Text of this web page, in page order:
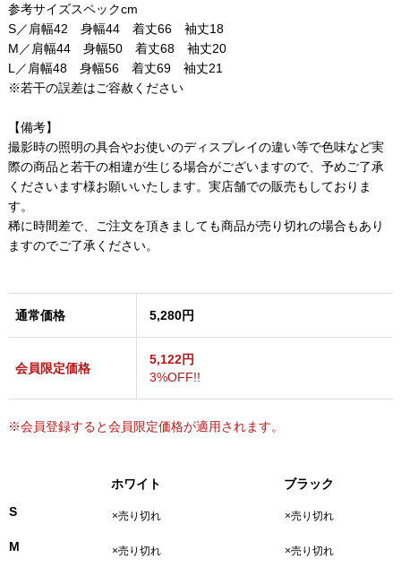
参考サイズスペックcm
S／肩幅42 身幅44 着丈66 袖丈18
M／肩幅44 身幅50 着丈68 袖丈20
L／肩幅48 身幅56 着丈69 袖丈21
※若干の誤差はご容赦ください
【備考】
撮影時の照明の具合やお使いのディスプレイの違い等で色味など実
際の商品と若干の相違が生じる場合がございますので、予めご了承
くださいます様お願いいたします。実店舗での販売もしておりま
す。
稀に時間差で、ご注文を頂きましても商品が売り切れの場合もあり
ますのでご了承ください。
通常価格 5,280円
会員限定価格
5,122円
3%OFF!!
※会員登録すると会員限定価格が適用されます。
ホワイト
ブラック
S
×売り切れ ×売り切れ
M ×売り切れ ×売り切れ